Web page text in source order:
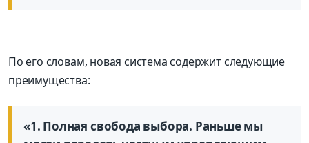
По его словам, новая система содержит следующие
преимущества:
«1. Полная свобода выбора. Раньше мы